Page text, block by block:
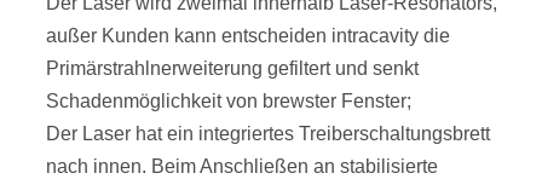
außer Kunden kann entscheiden intracavity die
Primärstrahlnerweiterung gefiltert und senkt
Schadenmöglichkeit von brewster Fenster;
Der Laser hat ein integriertes Treiberschaltungsbrett
nach innen. Beim Anschließen an stabilisierte